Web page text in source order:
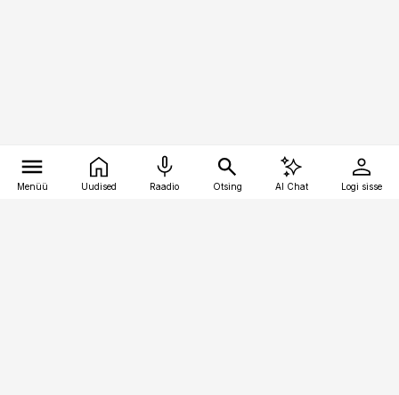
Menüü Uudised Raadio Otsing AI Chat Logi sisse